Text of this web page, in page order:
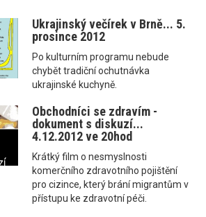
Ukrajinský večírek v Brně... 5.
prosince 2012
Po kulturním programu nebude
chybět tradiční ochutnávka
ukrajinské kuchyně.
Obchodníci se zdravím -
dokument s diskuzí...
4.12.2012 ve 20hod
Krátký film o nesmyslnosti
komerčního zdravotního pojištění
pro cizince, který brání migrantům v
přístupu ke zdravotní péči.